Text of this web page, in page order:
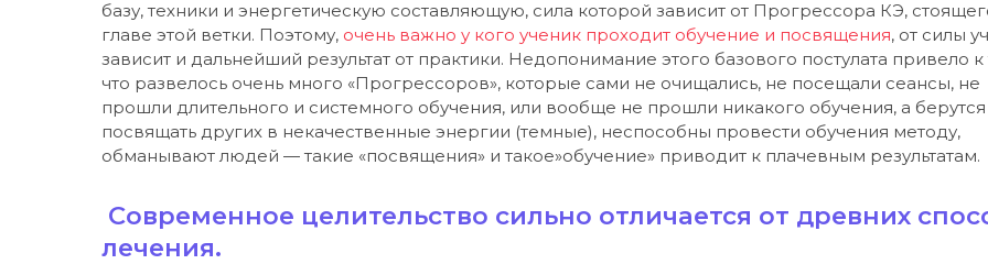
базу, техники и энергетическую составляющую, сила которой зависит от Прогрессора КЭ,
главе этой ветки. Поэтому, очень важно у кого ученик проходит обучение и посвящения, от силы
зависит и дальнейший результат от практики. Недопонимание этого базового постулата привело к
что развелось очень много «Прогрессоров», которые сами не очищались, не посещали сеансы, не
прошли длительного и системного обучения, или вообще не прошли никакого обучения, а берутся
посвящать других в некачественные энергии (темные), неспособны провести обучения методу,
обманывают людей — такие «посвящения» и такое»обучение» приводит к плачевным результатам.
Современное целительство сильно отличается от древних
лечения.